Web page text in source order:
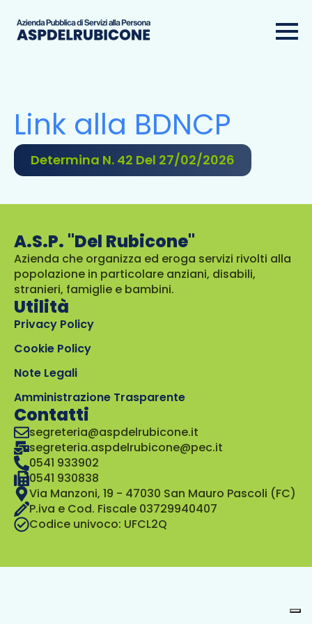
Link alla BDNCP
Determina N. 42 Del 27/02/2026
A.S.P. "Del Rubicone"
Azienda che organizza ed eroga servizi rivolti alla
popolazione in particolare anziani, disabili,
stranieri, famiglie e bambini.
Utilità
Privacy Policy
Cookie Policy
Note Legali
Amministrazione Trasparente
Contatti
segreteria@aspdelrubicone.it
segreteria.aspdelrubicone@pec.it
0541 933902
0541 930838
Via Manzoni, 19 - 47030 San Mauro Pascoli (FC)
P.iva e Cod. Fiscale 03729940407
Codice univoco: UFCL2Q